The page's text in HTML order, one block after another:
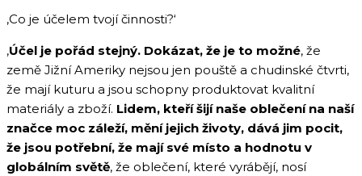
‚Co je účelem tvojí činnosti?‘
‚Účel je pořád stejný. Dokázat, že je to možné, že
země Jižní Ameriky nejsou jen pouště a chudinské čtvrti,
že mají kuturu a jsou schopny produktovat kvalitní
materiály a zboží. Lidem, kteří šijí naše oblečení na naší
značce moc záleží, mění jejich životy, dává jim pocit,
že jsou potřební, že mají své místo a hodnotu v
globálním světě, že oblečení, které vyrábějí, nosí